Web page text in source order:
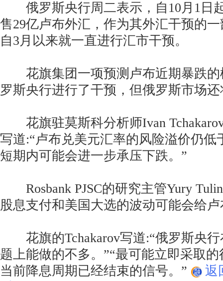
俄罗斯央行周二表示，自10月1日
售29亿卢布外汇，作为其外汇干预的
自3月以来就一直进行汇市干预。
花旗集团一项预测卢布近期暴跌的
罗斯央行进行了干预，但俄罗斯市场
花旗驻莫斯科分析师Ivan
写道:“卢布兑美元汇率的风险溢价仍低
短期内可能会进一步承压下跌。”
Rosbank PJSC的研究主管Yury
股息支付和美国大选的波动可能会给
花旗的Tchakarov写道:“俄罗斯央行
题上能做的不多。”“最可能立即采取
当前降息周期已经结束的信号。”
返